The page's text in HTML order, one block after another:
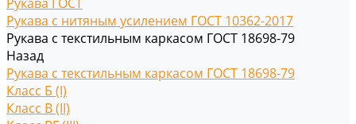
Рукава с нитяным усилением ГОСТ 10362-2017
Рукава с текстильным каркасом ГОСТ 18698-79
Назад
Рукава с текстильным каркасом ГОСТ 18698-79
Класс Б (I)
Класс В (II)